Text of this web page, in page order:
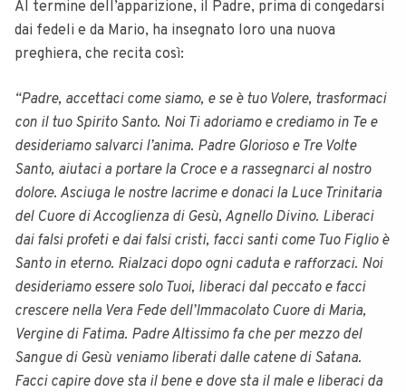
Al termine dell’apparizione, il Padre, prima di congedarsi
dai fedeli e da Mario, ha insegnato loro una nuova
preghiera, che recita così:
“Padre, accettaci come siamo, e se è tuo Volere, trasformaci
con il tuo Spirito Santo. Noi Ti adoriamo e crediamo in Te e
desideriamo salvarci l’anima. Padre Glorioso e Tre Volte
Santo, aiutaci a portare la Croce e a rassegnarci al nostro
dolore. Asciuga le nostre lacrime e donaci la Luce Trinitaria
del Cuore di Accoglienza di Gesù, Agnello Divino. Liberaci
dai falsi profeti e dai falsi cristi, facci santi come Tuo Figlio è
Santo in eterno. Rialzaci dopo ogni caduta e rafforzaci. Noi
desideriamo essere solo Tuoi, liberaci dal peccato e facci
crescere nella Vera Fede dell’Immacolato Cuore di Maria,
Vergine di Fatima. Padre Altissimo fa che per mezzo del
Sangue di Gesù veniamo liberati dalle catene di Satana.
Facci capire dove sta il bene e dove sta il male e liberaci da